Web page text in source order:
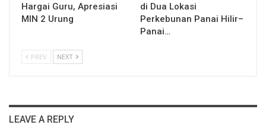
Hargai Guru, Apresiasi
MIN 2 Urung
di Dua Lokasi
Perkebunan Panai Hilir–
Panai…
PREV NEXT
LEAVE A REPLY